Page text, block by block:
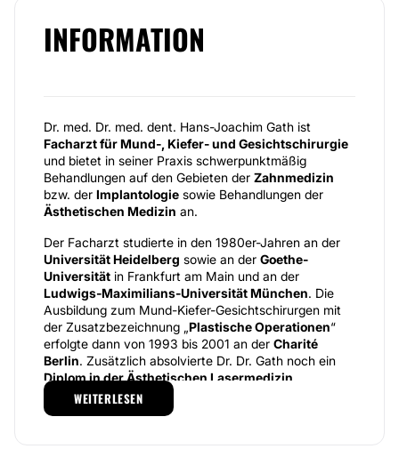
INFORMATION
Dr. med. Dr. med. dent. Hans-Joachim Gath ist
Facharzt für Mund-, Kiefer- und Gesichtschirurgie
und bietet in seiner Praxis schwerpunktmäßig
Behandlungen auf den Gebieten der Zahnmedizin
bzw. der Implantologie sowie Behandlungen der
Ästhetischen Medizin an.
Der Facharzt studierte in den 1980er-Jahren an der
Universität Heidelberg sowie an der Goethe-
Universität in Frankfurt am Main und an der
Ludwigs-Maximilians-Universität München. Die
Ausbildung zum Mund-Kiefer-Gesichtschirurgen mit
der Zusatzbezeichnung „Plastische Operationen“
erfolgte dann von 1993 bis 2001 an der Charité
Berlin. Zusätzlich absolvierte Dr. Dr. Gath noch ein
Diplom in der Ästhetischen Lasermedizin
Neben verschiedenen Behandlungen, die auf die
WEITERLESEN